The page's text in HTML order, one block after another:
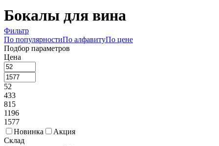
Бокалы для вина
Фильтр
По популярностиПо алфавитуПо цене
Подбор параметров
Цена
52
433
815
1196
1577
Новинка
Акция
Склад